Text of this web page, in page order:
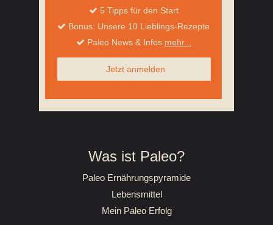
5 Tipps für den Start
Bonus: Unsere 10 Lieblings-Rezepte
Paleo News & Infos mehr...
Jetzt anmelden
Was ist Paleo?
Paleo Ernährungspyramide
Lebensmittel
Mein Paleo Erfolg